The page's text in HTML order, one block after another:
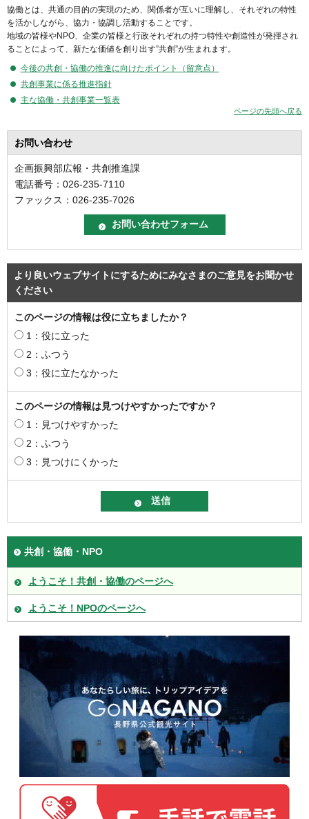
協働とは、共通の目的の実現のため、関係者が互いに理解し、それぞれの特性
を活かしながら、協力・協調し活動することです。
地域の皆様やNPO、企業の皆様と行政それぞれの持つ特性や創造性が発揮され
ることによって、新たな価値を創り出す”共創”が生まれます。
今後の共創・協働の推進に向けたポイント（留意点）
共創事業に係る推進指針
主な協働・共創事業一覧表
ページの先頭へ戻る
お問い合わせ
企画振興部広報・共創推進課
電話番号：026-235-7110
ファックス：026-235-7026
より良いウェブサイトにするためにみなさまのご意見をお聞かせ
ください
このページの情報は役に立ちましたか？
1：役に立った
2：ふつう
3：役に立たなかった
このページの情報は見つけやすかったですか？
1：見つけやすかった
2：ふつう
3：見つけにくかった
共創・協働・NPO
ようこそ！共創・協働のページへ
ようこそ！NPOのページへ